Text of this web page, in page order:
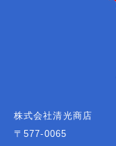
株式会社清光商店
〒577-0065